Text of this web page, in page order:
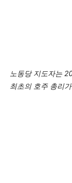
노동당 지도자는
최초의 호주 총리